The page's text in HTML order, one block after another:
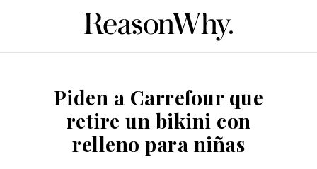
Piden a Carrefour que
retire un bikini con
relleno para niñas